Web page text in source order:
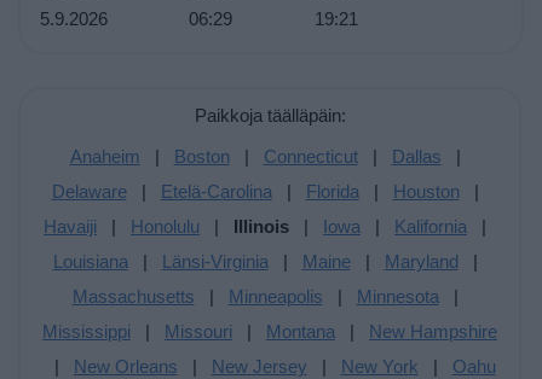
5.9.2026
06:29 19:21
Paikkoja täälläpäin:
Anaheim | Boston | Connecticut| Dallas |
Delaware| Etelä-Carolina | Florida | Houston |
Havaiji | Honolulu | Illinois | Iowa | Kalifornia |
Louisiana | Länsi-Virginia | Maine| Maryland |
Massachusetts | Minneapolis | Minnesota |
Mississippi | Missouri | Montana | New Hampshire
| New Orleans | New Jersey | New York | Oahu